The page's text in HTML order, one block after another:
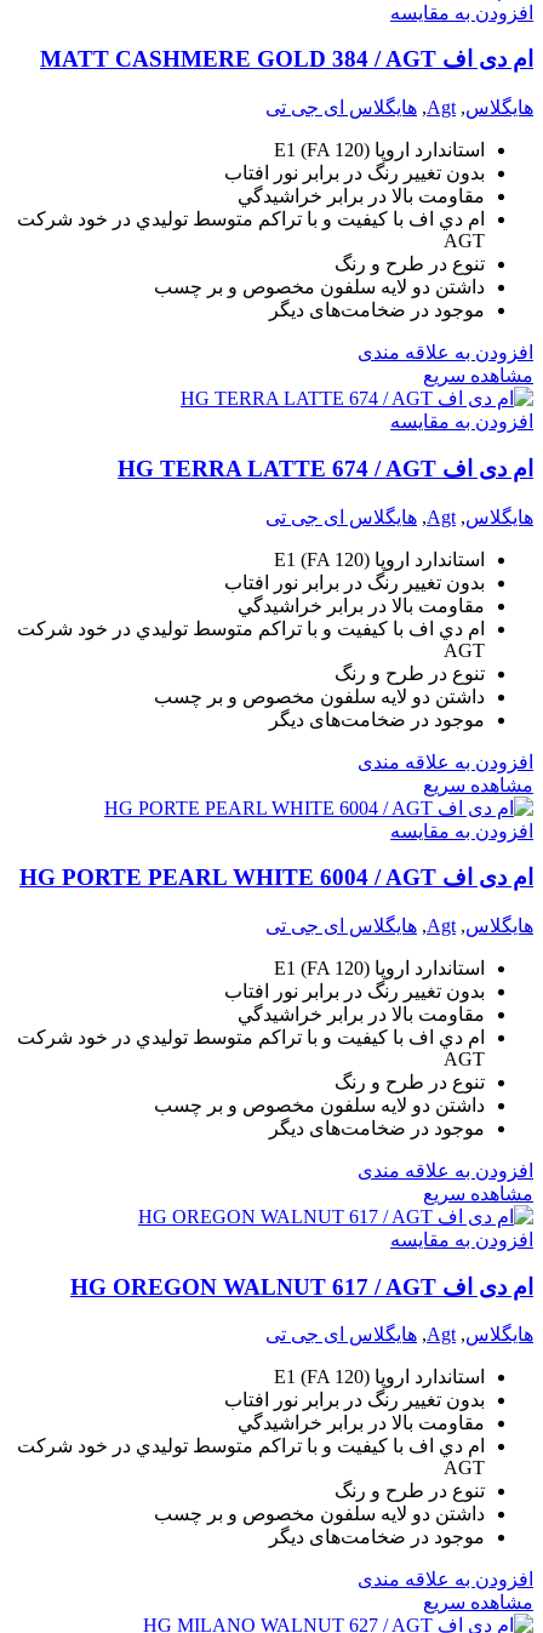
افزودن به مقایسه
ام دی اف MATT CASHMERE GOLD 384 / AGT
هایگلاس,
Agt
, هایگلاس ای جی تی
استاندارد اروپا (E1 (FA 120
بدون تغيير رنگ در برابر نور افتاب
مقاومت بالا در برابر خراشيدگي
ام دي اف با کيفيت و با تراکم متوسط توليدي در خود شرکت
AGT
تنوع در طرح و رنگ
داشتن دو لايه سلفون مخصوص و بر چسب
موجود در ضخامت‌های دیگر
افزودن به علاقه مندی
مشاهده سریع
افزودن به مقایسه
ام دی اف HG TERRA LATTE 674 / AGT
هایگلاس,
Agt
, هایگلاس ای جی تی
استاندارد اروپا (E1 (FA 120
بدون تغيير رنگ در برابر نور افتاب
مقاومت بالا در برابر خراشيدگي
ام دي اف با کيفيت و با تراکم متوسط توليدي در خود شرکت
AGT
تنوع در طرح و رنگ
داشتن دو لايه سلفون مخصوص و بر چسب
موجود در ضخامت‌های دیگر
افزودن به علاقه مندی
مشاهده سریع
افزودن به مقایسه
ام دی اف HG PORTE PEARL WHITE 6004 / AGT
هایگلاس,
Agt
, هایگلاس ای جی تی
استاندارد اروپا (E1 (FA 120
بدون تغيير رنگ در برابر نور افتاب
مقاومت بالا در برابر خراشيدگي
ام دي اف با کيفيت و با تراکم متوسط توليدي در خود شرکت
AGT
تنوع در طرح و رنگ
داشتن دو لايه سلفون مخصوص و بر چسب
موجود در ضخامت‌های دیگر
افزودن به علاقه مندی
مشاهده سریع
افزودن به مقایسه
ام دی اف HG OREGON WALNUT 617 / AGT
هایگلاس,
Agt
, هایگلاس ای جی تی
استاندارد اروپا (E1 (FA 120
بدون تغيير رنگ در برابر نور افتاب
مقاومت بالا در برابر خراشيدگي
ام دي اف با کيفيت و با تراکم متوسط توليدي در خود شرکت
AGT
تنوع در طرح و رنگ
داشتن دو لايه سلفون مخصوص و بر چسب
موجود در ضخامت‌های دیگر
افزودن به علاقه مندی
مشاهده سریع